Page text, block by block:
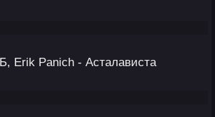
Erik Panich - Асталависта